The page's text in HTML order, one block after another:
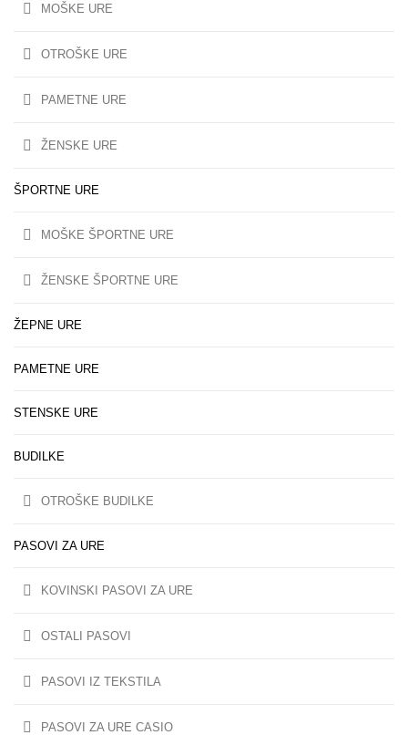
MOŠKE URE
OTROŠKE URE
PAMETNE URE
ŽENSKE URE
ŠPORTNE URE
MOŠKE ŠPORTNE URE
ŽENSKE ŠPORTNE URE
ŽEPNE URE
PAMETNE URE
STENSKE URE
BUDILKE
OTROŠKE BUDILKE
PASOVI ZA URE
KOVINSKI PASOVI ZA URE
OSTALI PASOVI
PASOVI IZ TEKSTILA
PASOVI ZA URE CASIO